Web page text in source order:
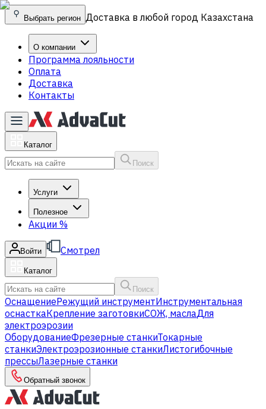
Выбрать регион Доставка в любой город Казахстана
О компании
Программа лояльности
Оплата
Доставка
Контакты
Каталог
Поиск
Услуги
Полезное
Акции %
Войти Смотрел
Каталог
Поиск
ОснащениеРежущий инструментИнструментальная
оснасткаКрепление заготовкиСОЖ, маслаДля
электроэрозии
ОборудованиеФрезерные станкиТокарные
станкиЭлектроэрозионные станкиЛистогибочные
прессыЛазерные станки
Обратный звонок